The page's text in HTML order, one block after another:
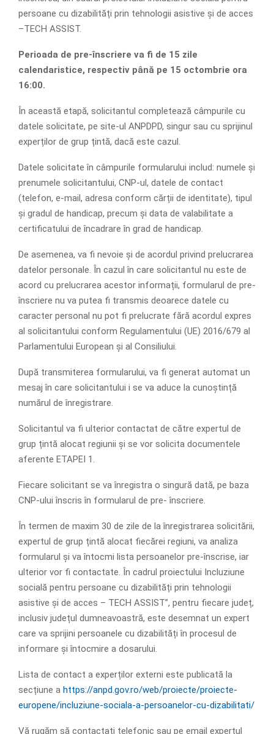
persoane cu dizabilități prin tehnologii asistive și de acces
–TECH ASSIST.
Perioada de pre-înscriere va ﬁ de 15 zile
calendaristice, respectiv până pe 15 octombrie ora
16:00.
În această etapă, solicitantul completează câmpurile cu
datele solicitate, pe site-ul ANPDPD, singur sau cu sprijinul
experților de grup țintă, dacă este cazul.
Datele solicitate în câmpurile formularului includ: numele și
prenumele solicitantului, CNP-ul, datele de contact
(telefon, e-mail, adresa conform cărții de identitate), tipul
și gradul de handicap, precum și data de valabilitate a
certiﬁcatului de încadrare în grad de handicap.
De asemenea, va ﬁ nevoie și de acordul privind prelucrarea
datelor personale. În cazul în care solicitantul nu este de
acord cu prelucrarea acestor informații, formularul de pre-
înscriere nu va putea ﬁ transmis deoarece datele cu
caracter personal nu pot ﬁ prelucrate fără acordul expres
al solicitantului conform Regulamentului (UE) 2016/679 al
Parlamentului European și al Consiliului.
După transmiterea formularului, va ﬁ generat automat un
mesaj în care solicitantului i se va aduce la cunoștință
numărul de înregistrare.
Solicitantul va ﬁ ulterior contactat de către expertul de
grup țintă alocat regiunii și se vor solicita documentele
aferente ETAPEI 1.
Fiecare solicitant se va înregistra o singură dată, pe baza
CNP-ului înscris în formularul de pre- înscriere.
În termen de maxim 30 de zile de la înregistrarea solicitării,
expertul de grup țintă alocat ﬁecărei regiuni, va analiza
formularul și va întocmi lista persoanelor pre-înscrise, iar
ulterior vor ﬁ contactate. În cadrul proiectului Incluziune
socială pentru persoane cu dizabilități prin tehnologii
asistive și de acces – TECH ASSIST”, pentru ﬁecare județ,
inclusiv județul dumneavoastră, este desemnat un expert
care va sprijini persoanele cu dizabilități în procesul de
informare și întocmire a dosarului.
Lista de contact a experților externi este publicată la
secțiune a https://anpd.gov.ro/web/proiecte/proiecte-
europene/incluziune-sociala-a-persoanelor-cu-dizabilitati/
Vă rugăm să contactați telefonic sau pe email expertul